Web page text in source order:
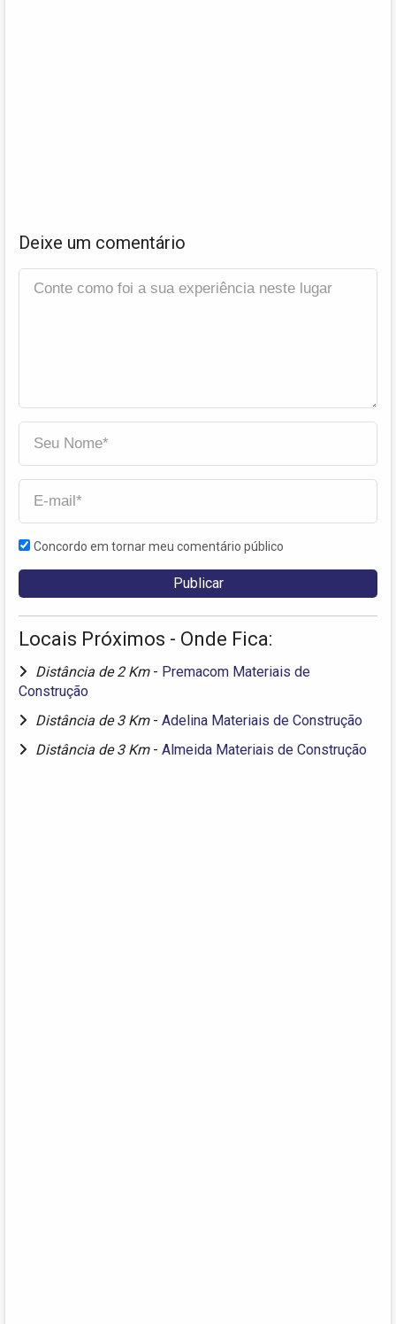
Deixe um comentário
Concordo em tornar meu comentário público
Locais Próximos - Onde Fica:
Distância de 2 Km - Premacom Materiais de
Construção
Distância de 3 Km - Adelina Materiais de Construção
Distância de 3 Km - Almeida Materiais de Construção